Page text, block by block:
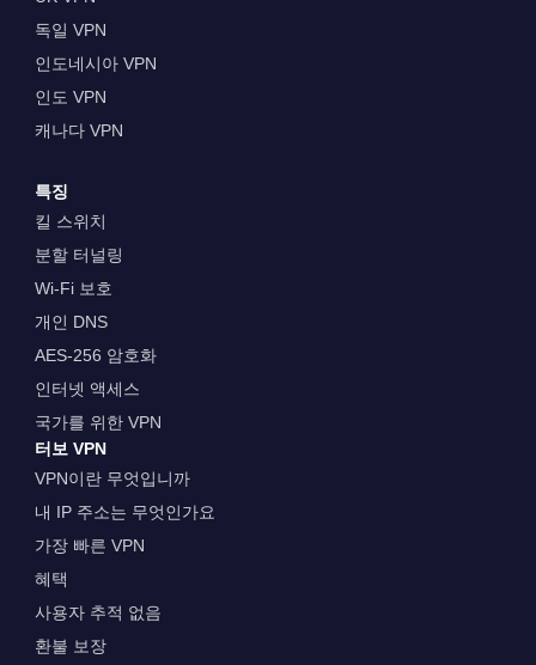
독일 VPN
인도네시아 VPN
인도 VPN
캐나다 VPN
특징
킬 스위치
분할 터널링
Wi-Fi 보호
개인 DNS
AES-256 암호화
인터넷 액세스
국가를 위한 VPN
터보 VPN
VPN이란 무엇입니까
내 IP 주소는 무엇인가요
가장 빠른 VPN
혜택
사용자 추적 없음
환불 보장